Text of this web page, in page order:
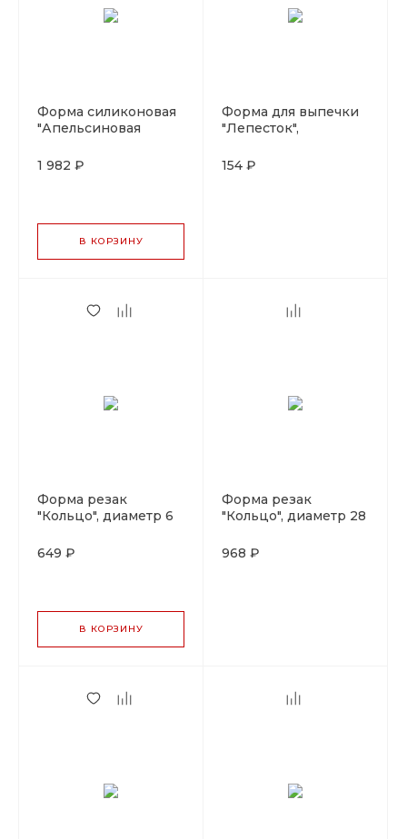
Форма силиконовая
"Апельсиновая
Италия
1 982 ₽
В КОРЗИНУ
Форма для выпечки
"Лепесток",
тефлоновым
154 ₽
Форма резак
"Кольцо", диаметр 6
Испания
649 ₽
В КОРЗИНУ
Форма резак
"Кольцо", диаметр 28
нержавейка, Pujadas,
968 ₽